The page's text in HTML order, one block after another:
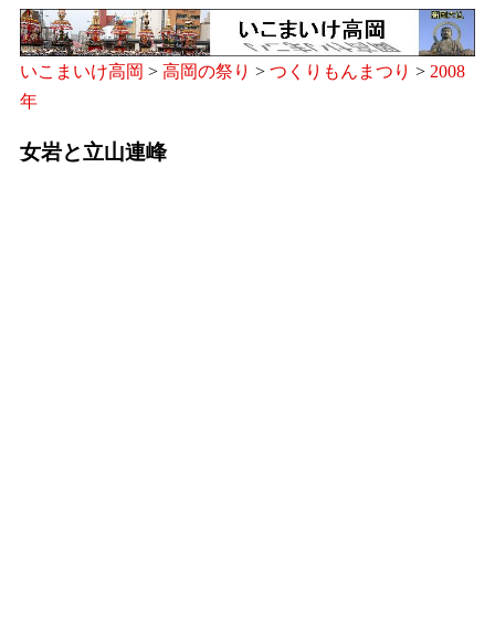
いこまいけ高岡 > 高岡の祭り > つくりもんまつり > 2008
年
女岩と立山連峰